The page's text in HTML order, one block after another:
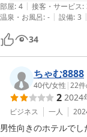
部屋はきれいでドラ
シャワールームもきれ
ベッドが小さめなの
ホームレスの方が多い
す。
部屋: 4 | 接客・サービス:
温泉・お風呂: - | 設備: 3 |
34
ちゃむ8888
40代/女性 |22
2 2024
ビジネス 一人
男性向きのホテルでし